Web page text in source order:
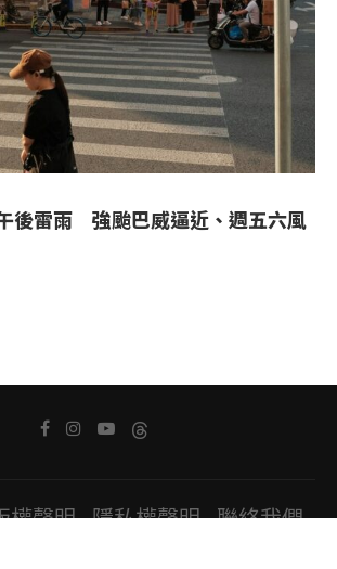
後雷雨 強颱巴威逼近、週五六風
權聲明 隱私權聲明 聯絡我們